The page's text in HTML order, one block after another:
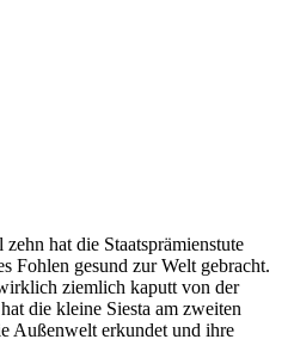
hat die Staatsprämienstute
Fohlen gesund zur Welt gebracht.
ziemlich kaputt von der
die kleine Siesta am zweiten
Außenwelt erkundet und ihre